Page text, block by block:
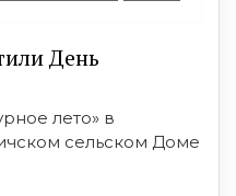
День
лето» в
сельском Доме